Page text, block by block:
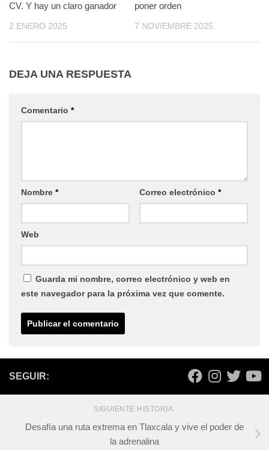
CV. Y hay un claro ganador
2 ENERO 2025
poner orden
7 NOVIEMBRE 2025
DEJA UNA RESPUESTA
Comentario *
Nombre * Correo electrónico *
Web
Guarda mi nombre, correo electrónico y web en
este navegador para la próxima vez que comente.
SEGUIR:
SIGUIENTE HISTORIA
Desafía una ruta extrema en Tlaxcala y vive el poder de
la adrenalina